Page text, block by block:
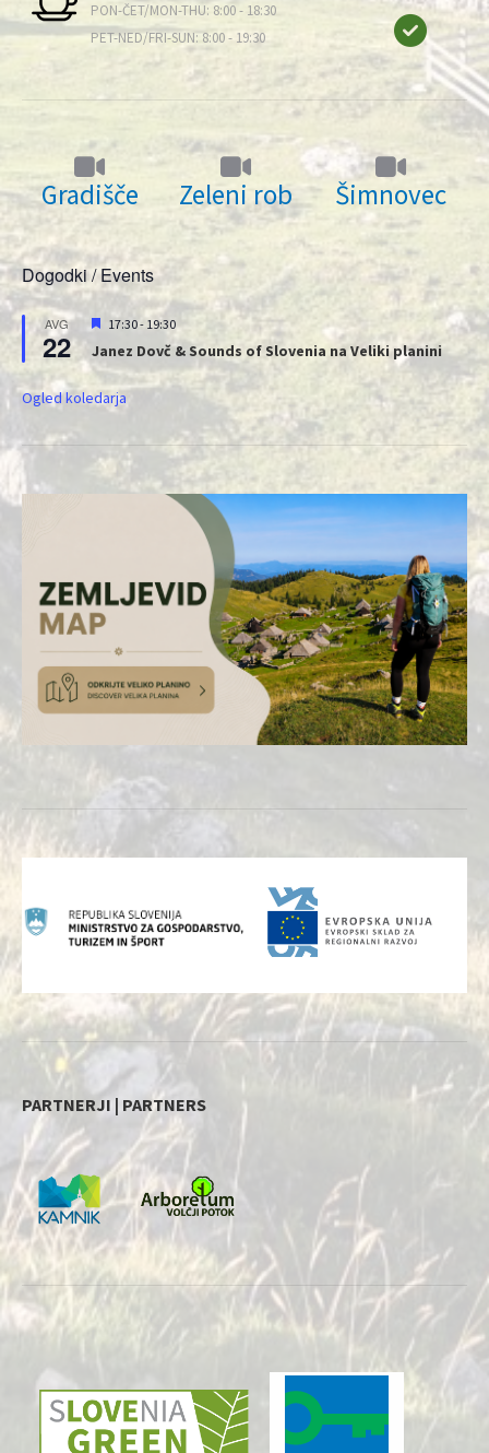
PON-ČET/MON-THU: 8:00 - 18:30
PET-NED/FRI-SUN: 8:00 - 19:30
Gradišče Zeleni rob Šimnovec
Dogodki / Events
AVG
22
Priporočeni
17:30- 19:30
Janez Dovč & Sounds of Slovenia na Veliki planini
Ogled koledarja
PARTNERJI | PARTNERS